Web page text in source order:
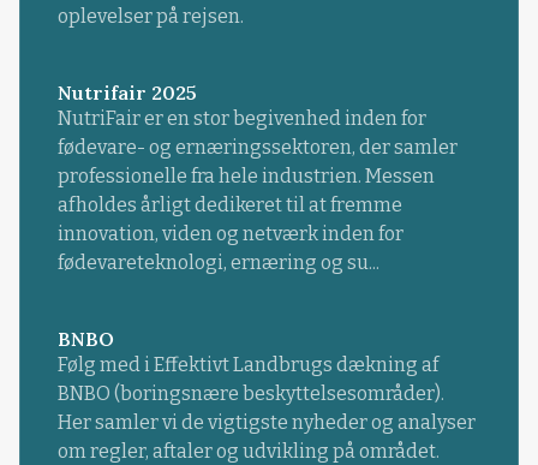
oplevelser på rejsen.
Nutrifair 2025
NutriFair er en stor begivenhed inden for
fødevare- og ernæringssektoren, der samler
professionelle fra hele industrien. Messen
afholdes årligt dedikeret til at fremme
innovation, viden og netværk inden for
fødevareteknologi, ernæring og su...
BNBO
Følg med i Effektivt Landbrugs dækning af
BNBO (boringsnære beskyttelsesområder).
Her samler vi de vigtigste nyheder og analyser
om regler, aftaler og udvikling på området.